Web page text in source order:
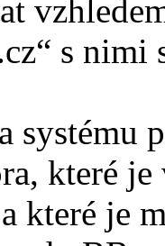
s nimi
systému
které
které je